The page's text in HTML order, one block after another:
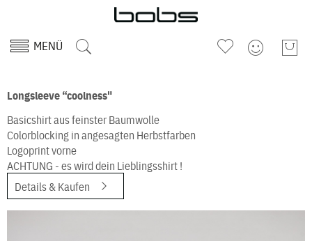
MENÜ
Longsleeve “coolness"
Basicshirt aus feinster Baumwolle
Colorblocking in angesagten Herbstfarben
Logoprint vorne
ACHTUNG - es wird dein Lieblingsshirt !
Details & Kaufen